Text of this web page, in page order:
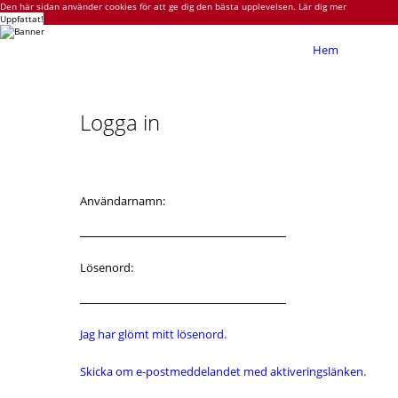
Den här sidan använder cookies för att ge dig den bästa upplevelsen. Lär dig mer
Uppfattat!
Hem
Logga in
Användarnamn:
Lösenord:
Jag har glömt mitt lösenord.
Skicka om e-postmeddelandet med aktiveringslänken.